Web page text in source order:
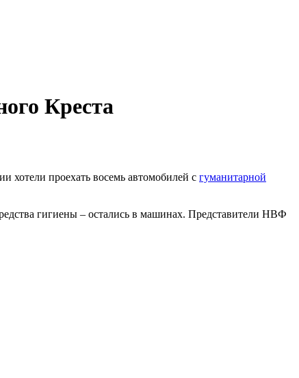
Креста
хотели проехать восемь автомобилей с гуманитарной
гигиены – остались в машинах. Представители НВФ